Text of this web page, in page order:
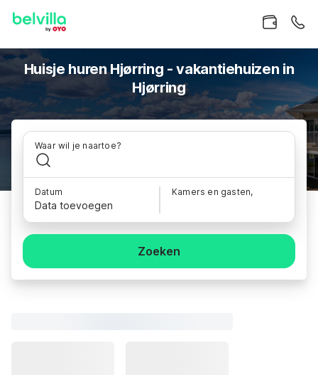
Huisje huren Hjørring - vakantiehuizen in
Hjørring
Waar wil je naartoe?
Datum
Data toevoegen
Kamers en gasten,
Zoeken